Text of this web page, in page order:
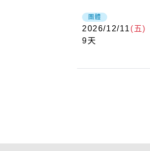
團體
2026/12/11 (五)
9天